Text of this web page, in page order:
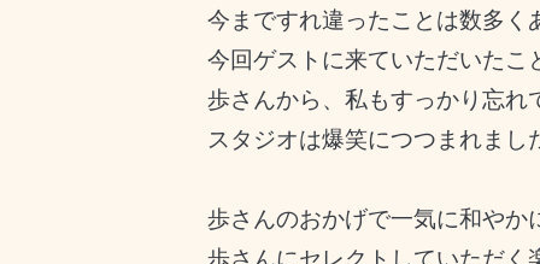
今まですれ違ったことは数多く
今回ゲストに来ていただいたこ
歩さんから、私もすっかり忘れ
スタジオは爆笑につつまれまし
歩さんのおかげで一気に和やか
歩さんにセレクトしていただく